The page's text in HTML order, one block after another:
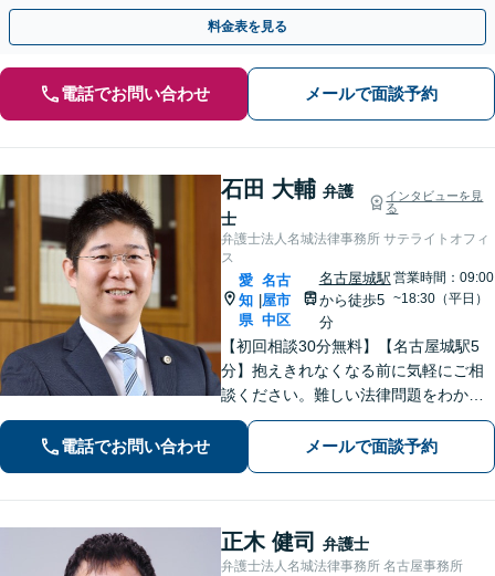
お任せ下さい。顧問弁護士業務にも注力【土日祝対応可】
料金表を見る
電話でお問い合わせ メールで面談予約
石田 大輔 弁護
士
インタビューを見
る
弁護士法人名城法律事務所 サテライトオフィ
ス
愛
知
県
名古
屋市
中区
名古屋城駅
から徒歩5
分
営業時間：09:00
~18:30（平日）
【初回相談30分無料】【名古屋城駅5
分】抱えきれなくなる前に気軽にご相
談ください。難しい法律問題をわかり
やすく柔らかく説明します。相続・交
通事故・借金債務整理・企業法務な
ど、どうぞご相談ください。
電話でお問い合わせ メールで面談予約
正木 健司 弁護士
弁護士法人名城法律事務所 名古屋事務所